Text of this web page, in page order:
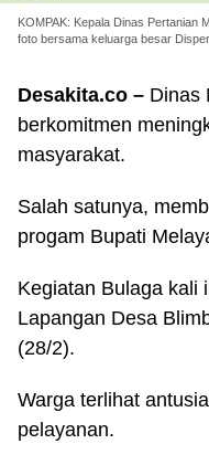
KOMPAK: Kepala Dinas Pertanian
foto bersama keluarga besar
Desakita.co – Dinas
berkomitmen
masyarakat.
Salah satunya,
progam Bupati
Kegiatan Bulaga kali
Lapangan Desa
(28/2).
Warga terlihat
pelayanan.